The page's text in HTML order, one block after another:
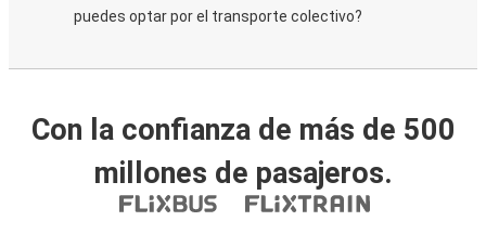
puedes optar por el transporte colectivo?
Con la confianza de más de 500
millones de pasajeros.